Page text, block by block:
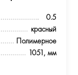
0.5
красный
Полимерное
1051, мм